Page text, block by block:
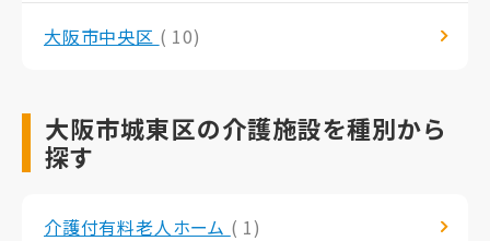
大阪市中央区 ( 10)
大阪市城東区の介護施設を種別から
探す
介護付有料老人ホーム ( 1)